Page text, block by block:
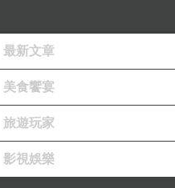
最新文章
美食饗宴
旅遊玩家
影視娛樂